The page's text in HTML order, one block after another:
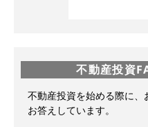
不動産投資
不動産投資を始める際に
お答えしています。